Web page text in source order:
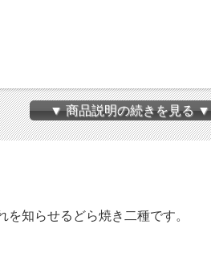
▼ 商品説明の続きを見る ▼
知らせるどら焼き二種です。